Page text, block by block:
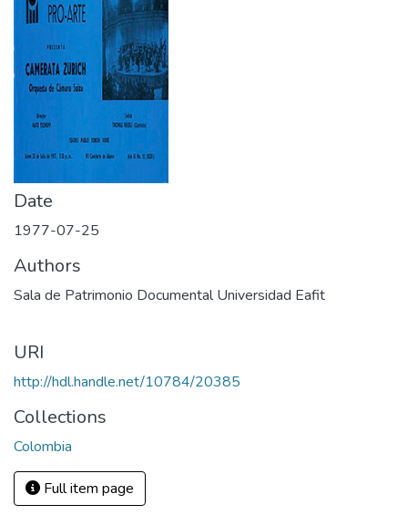
Date
1977-07-25
Authors
Sala de Patrimonio Documental Universidad Eafit
URI
http://hdl.handle.net/10784/20385
Collections
Colombia
Full item page